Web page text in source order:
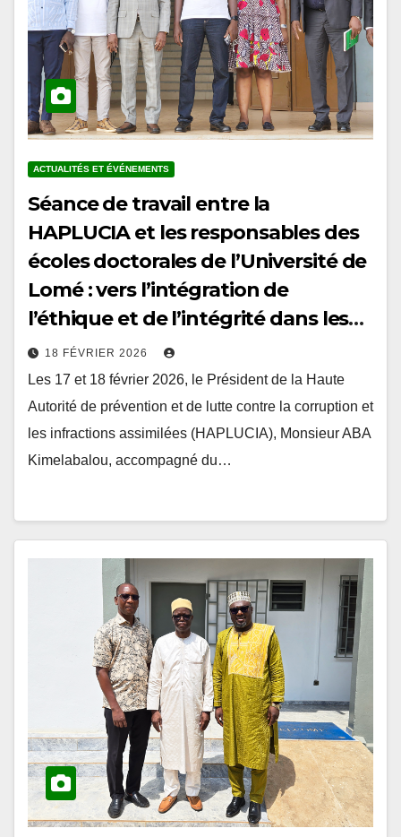
Séance de travail entre la
HAPLUCIA et les responsables des
écoles doctorales de l’Université de
Lomé : vers l’intégration de
l’éthique et de l’intégrité dans les
curricula doctoraux au Togo
18 FÉVRIER 2026
Les 17 et 18 février 2026, le Président de la Haute
Autorité de prévention et de lutte contre la corruption et
les infractions assimilées (HAPLUCIA), Monsieur ABA
Kimelabalou, accompagné du…